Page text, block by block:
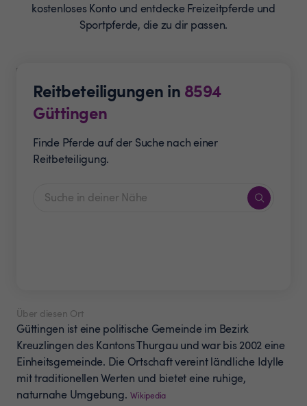
kostenloses Konto und entdecke Freizeitpferde und
Sportpferde, die zu dir passen.
Reitbeteiligungen in 8594
Güttingen
Finde Pferde auf der Suche nach einer
Reitbeteiligung.
Über diesen Ort
Güttingen ist eine politische Gemeinde im Bezirk
Kreuzlingen des Kantons Thurgau und war bis 2002 eine
Einheitsgemeinde. Die Ortschaft vereint ländliche Idylle
mit traditionellen Werten und bietet eine ruhige,
naturnahe Umgebung. Wikipedia